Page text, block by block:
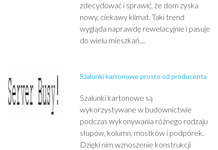
zdecydować i sprawić, że dom zyska
nowy, ciekawy klimat. Taki trend
wygląda naprawdę rewelacyjnie i pasuje
do wielu mieszkań....
Szalunki kartonowe prosto od producenta
Szalunki kartonowe są
wykorzystywane w budownictwie
podczas wykonywania różnego rodzaju
słupów, kolumn, mostków i podpórek.
Dzięki nim wznoszenie konstrukcji